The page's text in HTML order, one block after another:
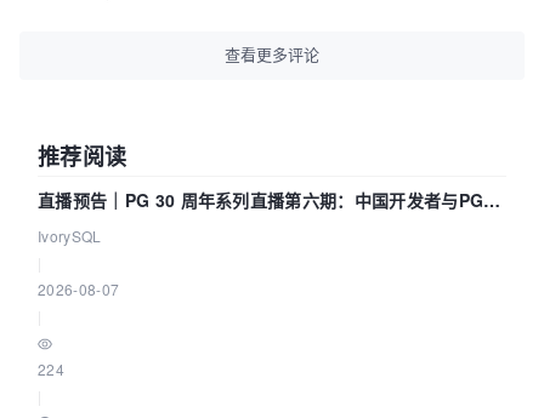
查看更多评论
推荐阅读
直播预告｜PG 30 周年系列直播第六期：中国开发者与PG内
核——我们改得动吗？我们贡献了什么？
IvorySQL
2026-08-07
224